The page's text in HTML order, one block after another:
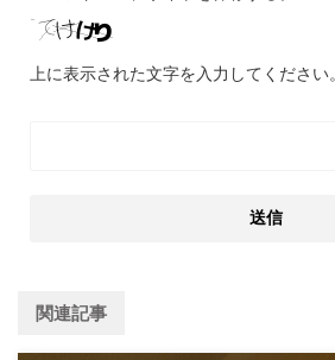
上に表示された文字を入力してください。
関連記事